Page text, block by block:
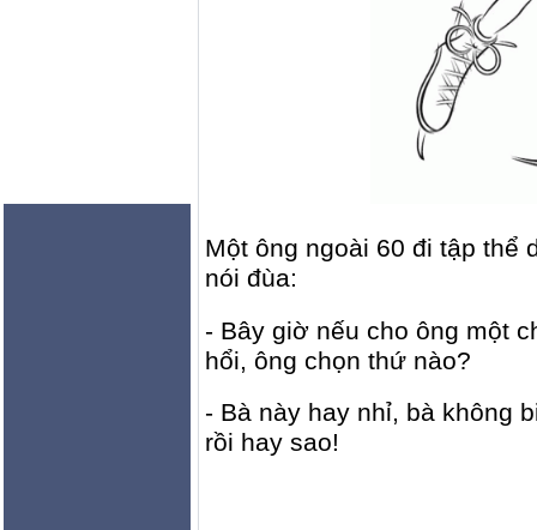
Một ông ngoài 60 đi tập
nói đùa:
- Bây giờ nếu cho ông một
hổi, ông chọn thứ nào?
- Bà này hay nhỉ, bà không
rồi hay sao!